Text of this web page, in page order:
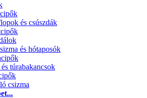
és csúszdák
és hótaposók
túrabakancsok
csizma